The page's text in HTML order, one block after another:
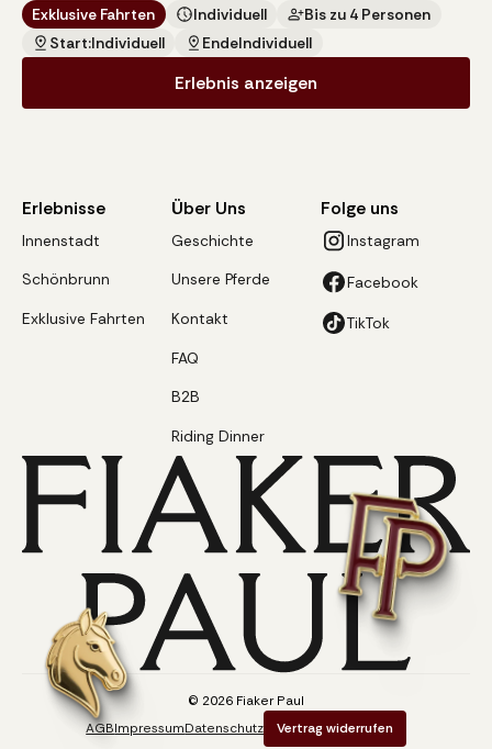
Exklusive Fahrten Individuell
Bis zu 4 Personen
Start:Individuell EndeIndividuell
Erlebnis anzeigen
Erlebnisse
Innenstadt
Schönbrunn
Exklusive Fahrten
Über Uns
Geschichte
Unsere Pferde
Kontakt
FAQ
B2B
Riding Dinner
Folge uns
Instagram
Facebook
TikTok
© 2026 Fiaker Paul
AGBImpressumDatenschutz Vertrag widerrufen